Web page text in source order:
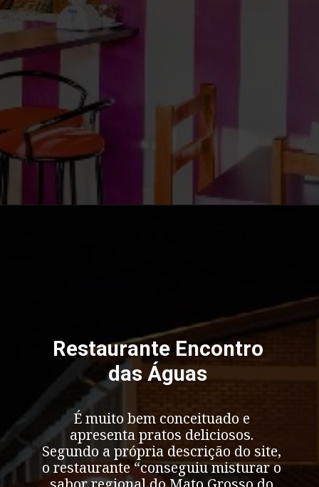
Restaurante Encontro
das Águas
É muito bem conceituado e
apresenta pratos deliciosos.
Segundo a própria descrição do site,
o restaurante “conseguiu misturar o